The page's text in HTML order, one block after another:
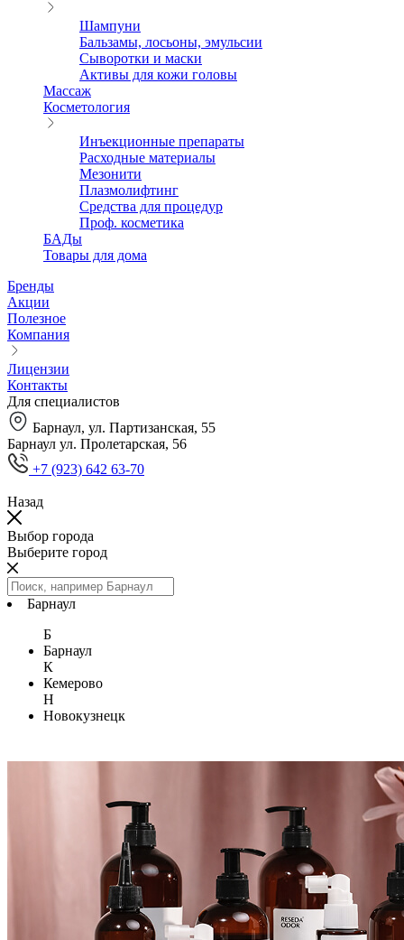
Шампуни
Бальзамы, лосьоны, эмульсии
Сыворотки и маски
Активы для кожи головы
Массаж
Косметология
Инъекционные препараты
Расходные материалы
Мезонити
Плазмолифтинг
Средства для процедур
Проф. косметика
БАДы
Товары для дома
Бренды
Акции
Полезное
Компания
Лицензии
Контакты
Для специалистов
Барнаул, ул. Партизанская, 55
Барнаул ул. Пролетарская, 56
+7 (923) 642 63-70
Назад
Выбор города
Выберите город
Барнаул
Б
Барнаул
К
Кемерово
Н
Новокузнецк